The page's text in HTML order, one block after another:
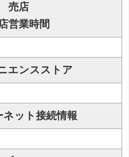
売店
営業時間
エンスストア
ネット接続情報